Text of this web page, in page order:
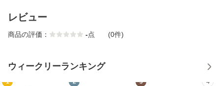
レビュー
商品の評価： -点 (0件)
ウィークリーランキング
1 2 3 4